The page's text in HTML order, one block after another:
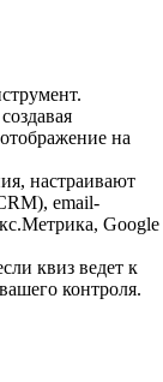
на
настраивают
email-
Google
квиз ведет к
контроля.